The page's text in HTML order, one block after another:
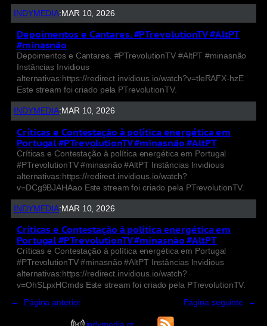
INDYMEDIA: MAR 10, 2026
Depoimentos e Cantares. #PTrevolutionTV #AltPT
#minasnão
Depoimentos e Cantares. #PTrevolutionTV #AltPT #minasnão
Instâncias Invidious
alternativas:https://redirect.invidious.io/watch?v=tleRAFX-hzE
Este stream foi criado pela PTrevolutionTV.
INDYMEDIA: MAR 10, 2026
Críticas e Contestação à política energética em
Portugal #PTrevolutionTV #minasnão #AltPT
Críticas e Contestação à política energética em Portugal
#PTrevolutionTV #minasnão #AltPT Instâncias Invidious
alternativas:https://redirect.invidious.io/watch?
v=DCg9BJAHAao Este stream foi criado pela PTrevolutionTV.
INDYMEDIA: MAR 10, 2026
Críticas e Contestação à política energética em
Portugal #PTrevolutionTV #minasnão #AltPT
Críticas e Contestação à política energética em Portugal
#PTrevolutionTV #minasnão #AltPT Instâncias Invidious
alternativas:https://redirect.invidious.io/watch?
v=OhSLpxHCmds Este stream foi criado pela PTrevolutionTV.
← Página anterior Página seguinte →